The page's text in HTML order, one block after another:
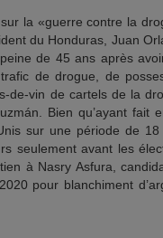
la «guerre contre la
du Honduras, Juan
de 45 ans après
de drogue, de
de-vin de cartels de la
Bien qu’ayant fait
sur une période de 18
seulement avant les
à Nasry Asfura,
pour blanchiment